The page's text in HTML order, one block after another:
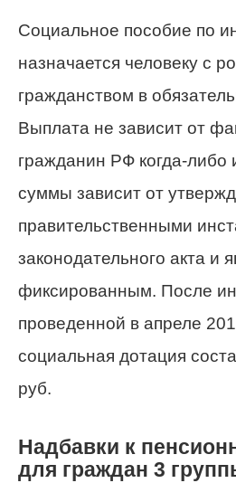
Социальное пособие по
назначается человеку с
гражданством в
Выплата не зависит от
гражданин РФ когда-либо
суммы зависит от
правительственными
законодательного акта и
фиксированным. После
проведенной в апреле
социальная дотация
руб.
Надбавки к
для граждан 3